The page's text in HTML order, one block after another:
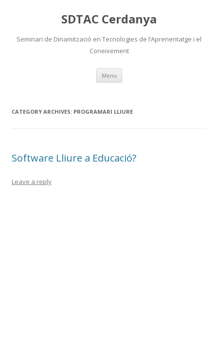
SDTAC Cerdanya
Seminari de Dinamització en Tecnologies de l’Aprenentatge i el
Coneixement
Menu Skip
content
CATEGORY ARCHIVES: PROGRAMARI LLIURE
Software Lliure a Educació?
Leave a reply